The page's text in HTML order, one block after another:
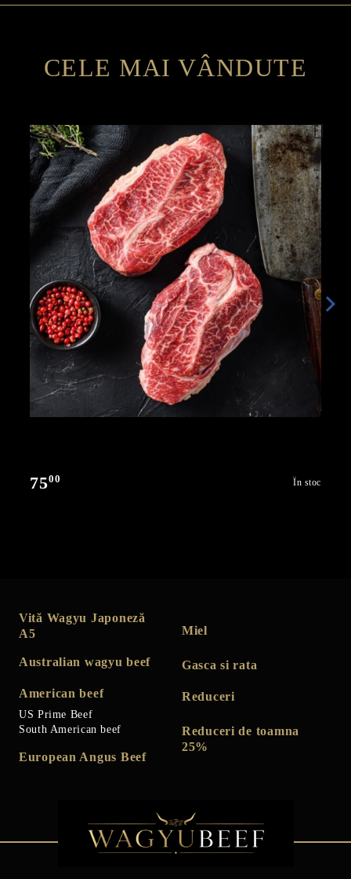
CELE MAI VÂNDUTE
7500 În stoc
Vită Wagyu Japoneză
A5
Australian wagyu beef
American beef
US Prime Beef
South American beef
European Angus Beef
Miel
Gasca si rata
Reduceri
Reduceri de toamna
25%